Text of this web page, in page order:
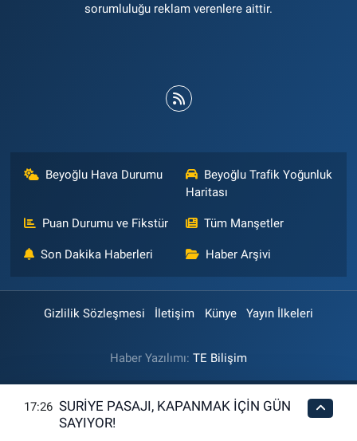
sorumluluğu reklam verenlere aittir.
Beyoğlu Hava Durumu
Beyoğlu Trafik Yoğunluk
Haritası
Puan Durumu ve Fikstür Tüm Manşetler
Son Dakika Haberleri Haber Arşivi
Gizlilik Sözleşmesi İletişim Künye Yayın İlkeleri
Haber Yazılımı: TE Bilişim
17:26 SURİYE PASAJI, KAPANMAK İÇİN GÜN
SAYIYOR!